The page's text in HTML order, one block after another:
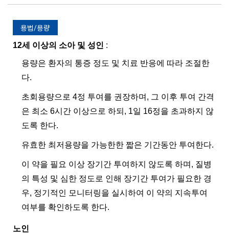
용법/용량
12세 이상의 소아 및 성인 :
용량은 환자의 통증 정도 및 치료 반응에 따라 조절한
다.
초회용량으로 4정 투여를 권장하며, 그 이후 투여 간격
은 최소 6시간 이상으로 하되, 1일 16정을 초과하지 않
도록 한다.
유효한 최저용량을 가능한한 짧은 기간동안 투여한다.
이 약을 필요 이상 장기간 투여하지 않도록 하며, 질병
의 특성 및 심한 정도로 인해 장기간 투여가 필요한 경
우, 정기적인 모니터링을 실시하여 이 약의 지속투여
여부를 확인하도록 한다.
노인